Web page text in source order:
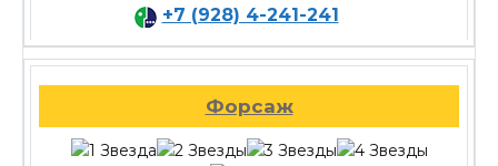
+7 (928) 4-241-241
Форсаж